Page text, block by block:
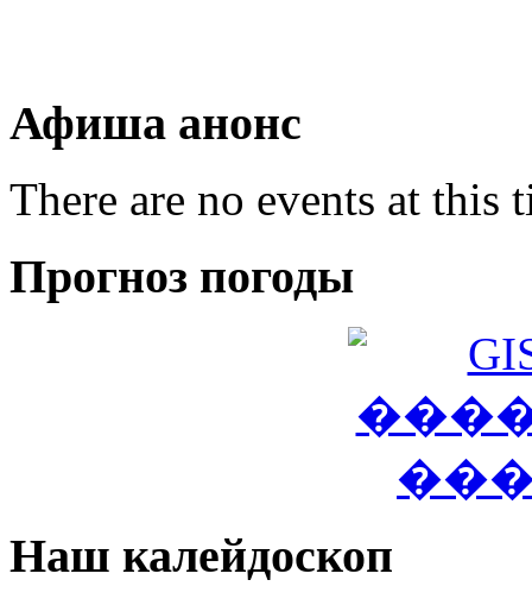
Афиша анонс
There are no events at this
Прогноз погоды
Наш калейдоскоп